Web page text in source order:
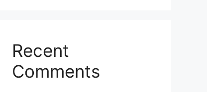
Recent
Comments